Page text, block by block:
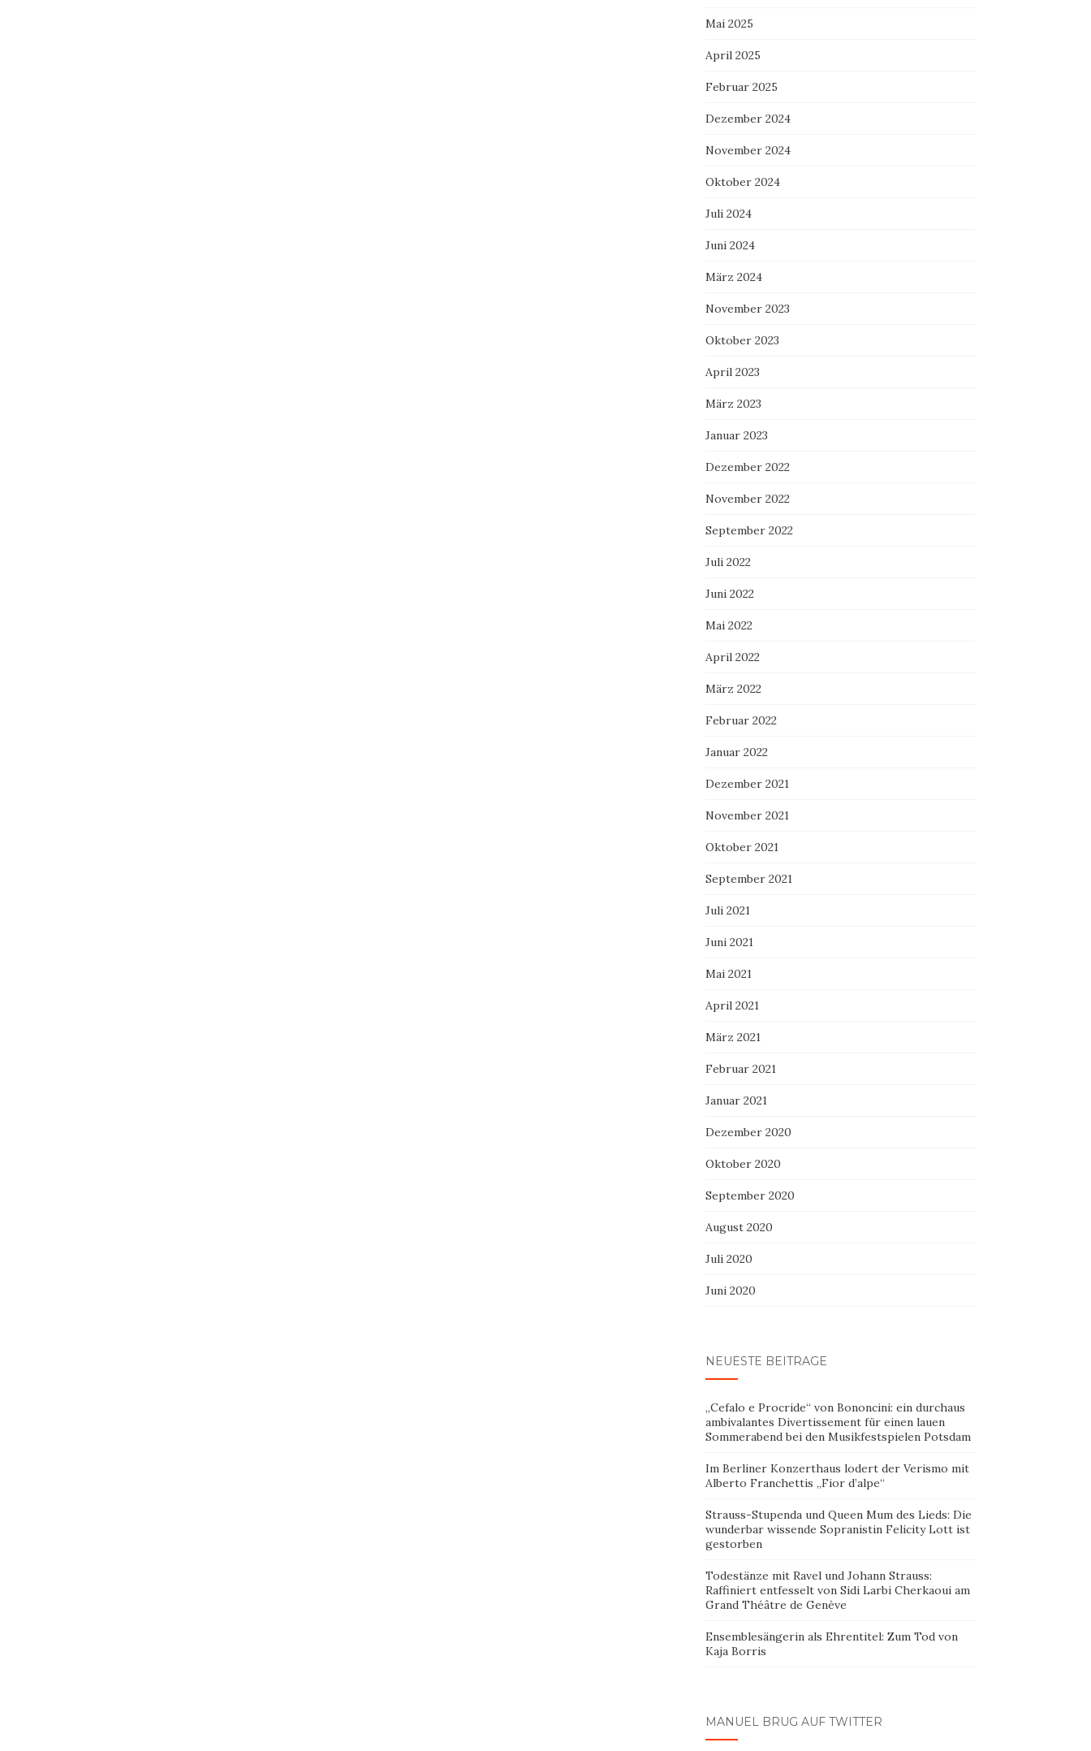
Mai 2025
April 2025
Februar 2025
Dezember 2024
November 2024
Oktober 2024
Juli 2024
Juni 2024
März 2024
November 2023
Oktober 2023
April 2023
März 2023
Januar 2023
Dezember 2022
November 2022
September 2022
Juli 2022
Juni 2022
Mai 2022
April 2022
März 2022
Februar 2022
Januar 2022
Dezember 2021
November 2021
Oktober 2021
September 2021
Juli 2021
Juni 2021
Mai 2021
April 2021
März 2021
Februar 2021
Januar 2021
Dezember 2020
Oktober 2020
September 2020
August 2020
Juli 2020
Juni 2020
NEUESTE BEITRÄGE
„Cefalo e Procride“ von Bononcini: ein durchaus
ambivalantes Divertissement für einen lauen
Sommerabend bei den Musikfestspielen Potsdam
Im Berliner Konzerthaus lodert der Verismo mit
Alberto Franchettis „Fior d’alpe“
Strauss-Stupenda und Queen Mum des Lieds: Die
wunderbar wissende Sopranistin Felicity Lott ist
gestorben
Todestänze mit Ravel und Johann Strauss:
Raffiniert entfesselt von Sidi Larbi Cherkaoui am
Grand Théâtre de Genève
Ensemblesängerin als Ehrentitel: Zum Tod von
Kaja Borris
MANUEL BRUG AUF TWITTER